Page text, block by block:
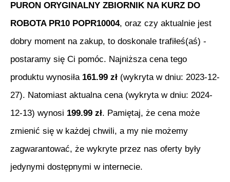
PURON ORYGINALNY ZBIORNIK NA KURZ DO
ROBOTA PR10 POPR10004, oraz czy aktualnie jest
dobry moment na zakup, to doskonale trafiłeś(aś) -
postaramy się Ci pomóc. Najniższa cena tego
produktu wynosiła 161.99 zł (wykryta w dniu: 2023-12-
27). Natomiast aktualna cena (wykryta w dniu: 2024-
12-13) wynosi 199.99 zł. Pamiętaj, że cena może
zmienić się w każdej chwili, a my nie możemy
zagwarantować, że wykryte przez nas oferty były
jedynymi dostępnymi w internecie.